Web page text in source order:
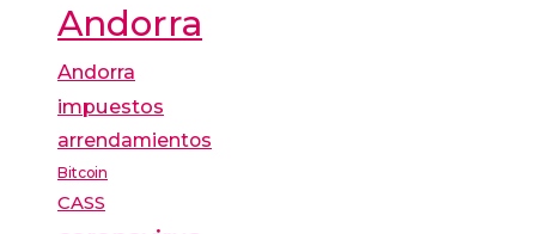
Andorra
Andorra
impuestos
arrendamientos
Bitcoin
CASS